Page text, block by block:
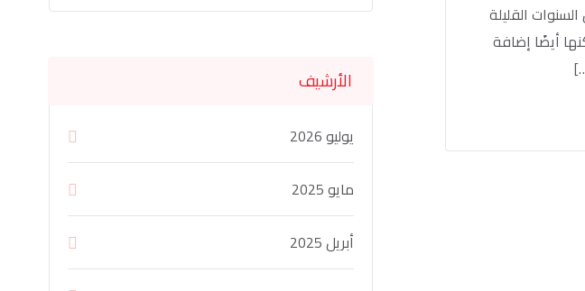
القليلة
أيضًا إضافة
الأرشيف
يوليو 2026
مايو 2025
أبريل 2025